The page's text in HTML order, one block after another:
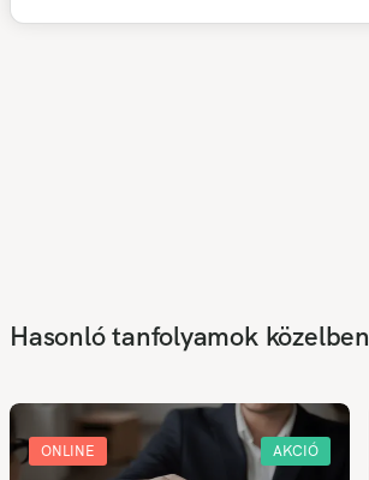
Hasonló tanfolyamok közelben
ONLINE AKCIÓ